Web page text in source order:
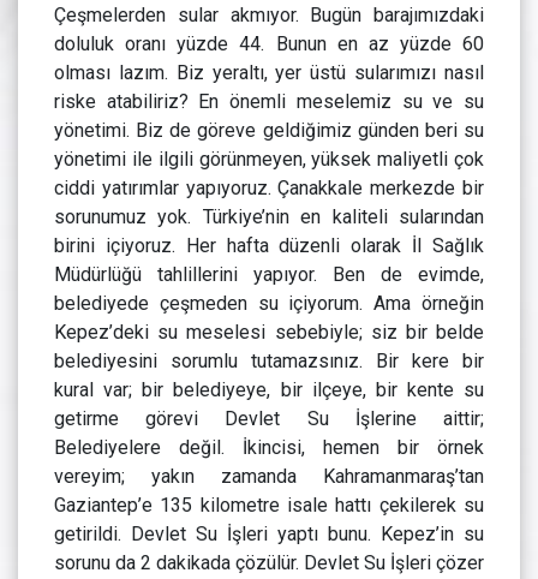
Çeşmelerden sular akmıyor. Bugün barajımızdaki
doluluk oranı yüzde 44. Bunun en az yüzde 60
olması lazım. Biz yeraltı, yer üstü sularımızı nasıl
riske atabiliriz? En önemli meselemiz su ve su
yönetimi. Biz de göreve geldiğimiz günden beri su
yönetimi ile ilgili görünmeyen, yüksek maliyetli çok
ciddi yatırımlar yapıyoruz. Çanakkale merkezde bir
sorunumuz yok. Türkiye’nin en kaliteli sularından
birini içiyoruz. Her hafta düzenli olarak İl Sağlık
Müdürlüğü tahlillerini yapıyor. Ben de evimde,
belediyede çeşmeden su içiyorum. Ama örneğin
Kepez’deki su meselesi sebebiyle; siz bir belde
belediyesini sorumlu tutamazsınız. Bir kere bir
kural var; bir belediyeye, bir ilçeye, bir kente su
getirme görevi Devlet Su İşlerine aittir;
Belediyelere değil. İkincisi, hemen bir örnek
vereyim; yakın zamanda Kahramanmaraş’tan
Gaziantep’e 135 kilometre isale hattı çekilerek su
getirildi. Devlet Su İşleri yaptı bunu. Kepez’in su
sorunu da 2 dakikada çözülür. Devlet Su İşleri çözer